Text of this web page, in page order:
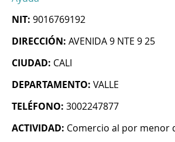
NIT: 9016769192
DIRECCIÓN: AVENIDA 9 NTE 9 25
CIUDAD: CALI
DEPARTAMENTO: VALLE
TELÉFONO: 3002247877
ACTIVIDAD: Comercio al por menor